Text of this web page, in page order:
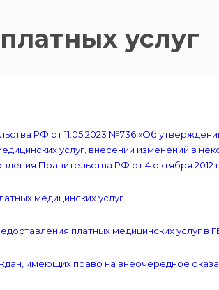
услуг
РФ от 11.05.2023 №736 «Об
услуг, внесении изменений в
Правительства РФ от 4 октября 2012
медицинских услуг
платных медицинских услуг в
имеющих право на внеочередное